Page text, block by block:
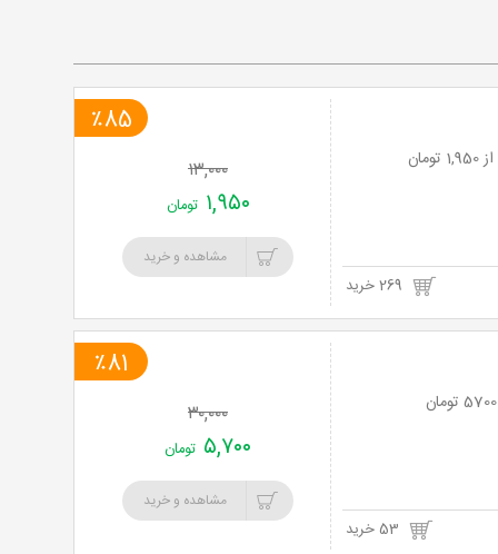
٪85
۱۳,۰۰۰
۱,۹۵۰ تومان
مشاهده و خرید
٪81
۳۰,۰۰۰
۵,۷۰۰ تومان
مشاهده و خرید